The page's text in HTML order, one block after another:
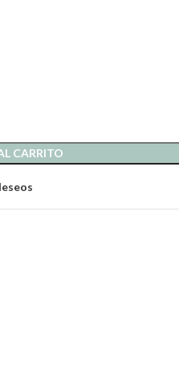
CARRITO